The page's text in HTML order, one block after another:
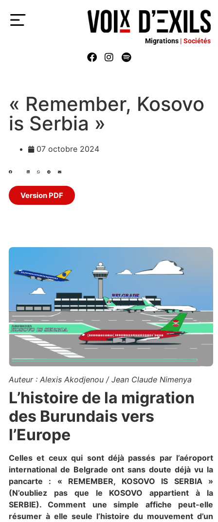
Migrations | Sociétés
« Remember, Kosovo
is Serbia »
07 octobre 2024
Version PDF
Auteur : Alexis Akodjenou / Jean Claude Nimenya
L’histoire de la migration
des Burundais vers
l’Europe
Celles et ceux qui sont déjà passés par l’aéroport
international de Belgrade ont sans doute déjà vu la
pancarte : « REMEMBER, KOSOVO IS SERBIA »
(N’oubliez pas que le KOSOVO appartient à la
SERBIE). Comment une simple affiche peut-elle
résumer à elle seule l’histoire du mouvement d’un